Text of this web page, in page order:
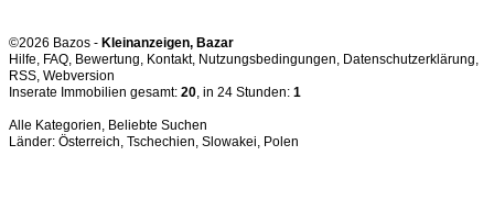
©2026 Bazos - Kleinanzeigen, Bazar
Hilfe, FAQ, Bewertung, Kontakt, Nutzungsbedingungen, Datenschutzerklärung,
RSS,
Inserate Immobilien gesamt: 20, in 24 Stunden: 1
Alle Kategorien, Beliebte Suchen
Länder: Österreich, Tschechien, Slowakei, Polen